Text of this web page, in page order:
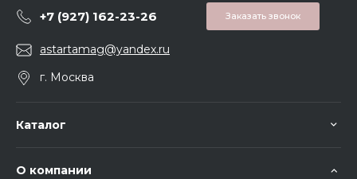
+7 (927) 162-23-26 Заказать звонок
astartamag@yandex.ru
г. Москва
Каталог
О компании